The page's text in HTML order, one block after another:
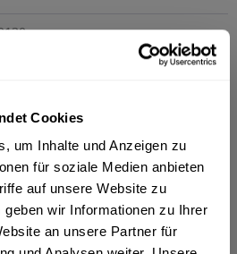
Cookies
um Inhalte und Anzeigen zu
für soziale Medien anbieten
auf unsere Website zu
wir Informationen zu Ihrer
an unsere Partner für
Aromen einer Cola...mehr
Zucker,
Extrakt und anderen...